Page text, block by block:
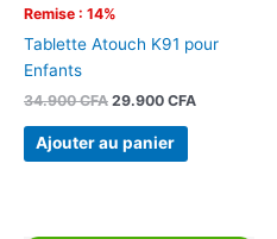
Remise : 14%
Tablette Atouch K91 pour
Enfants
34.900CFA 29.900 CFA
Ajouter au panier